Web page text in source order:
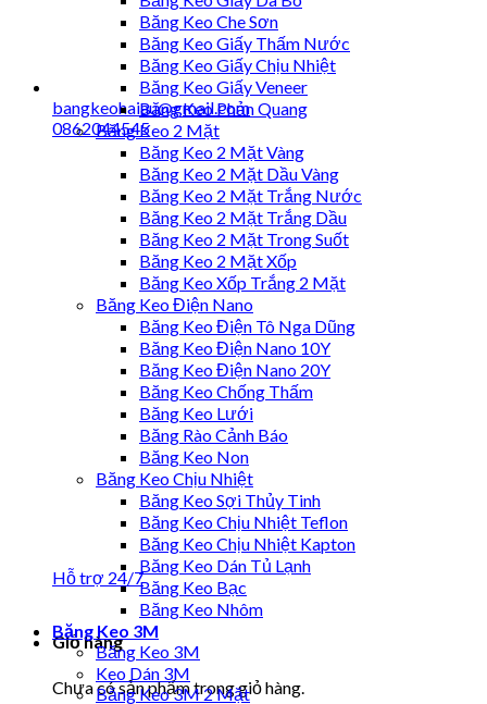
bangkeohaiau@gmail.com
0862044545
Hỗ trợ 24/7
Giỏ hàng
Chưa có sản phẩm trong giỏ hàng.
Băng Keo Che Sơn
Băng Keo Giấy Thấm Nước
Băng Keo Giấy Chịu Nhiệt
Băng Keo Giấy Veneer
Băng Keo Phản Quang
Băng Keo 2 Mặt
Băng Keo 2 Mặt Vàng
Băng Keo 2 Mặt Dầu Vàng
Băng Keo 2 Mặt Trắng Nước
Băng Keo 2 Mặt Trắng Dầu
Băng Keo 2 Mặt Trong Suốt
Băng Keo 2 Mặt Xốp
Băng Keo Xốp Trắng 2 Mặt
Băng Keo Điện Nano
Băng Keo Điện Tô Nga Dũng
Băng Keo Điện Nano 10Y
Băng Keo Điện Nano 20Y
Băng Keo Chống Thấm
Băng Keo Lưới
Băng Rào Cảnh Báo
Băng Keo Non
Băng Keo Chịu Nhiệt
Băng Keo Sợi Thủy Tinh
Băng Keo Chịu Nhiệt Teflon
Băng Keo Chịu Nhiệt Kapton
Băng Keo Dán Tủ Lạnh
Băng Keo Bạc
Băng Keo Nhôm
Băng Keo 3M
Băng Keo 3M
Keo Dán 3M
Băng Keo 3M 2 Mặt